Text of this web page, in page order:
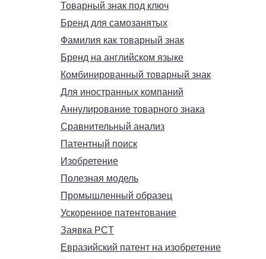
Товарный знак под ключ
Бренд для самозанятых
Фамилия как товарный знак
Бренд на английском языке
Комбинированный товарный знак
Для иностранных компаний
Аннулирование товарного знака
Сравнительный анализ
Патентный поиск
Изобретение
Полезная модель
Промышленный образец
Ускоренное патентование
Заявка PCT
Евразийский патент на изобретение